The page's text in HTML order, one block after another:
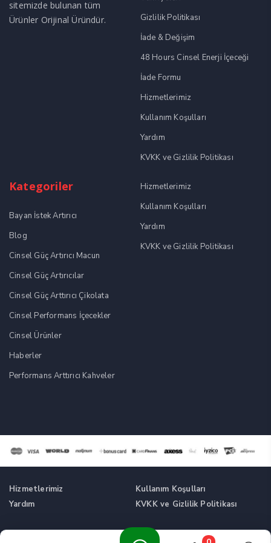
sitemizde bulunan tüm
Ürünler Orijinal Üründür.
Gizlilik Politikası
İade & Değişim
48 Hours Cinsel Enerji İçeceği
İade Formu
Hizmetlerimiz
Kullanım Koşulları
Yardım
KVKK ve Gizlilik Politikası
Kategoriler
Bayan İstek Artırıcı
Blog
Cinsel Güç Artırıcı Macun
Cinsel Güç Artırıcılar
Cinsel Güç Arttırıcı Çikolata
Cinsel Performans İçecekler
Cinsel Ürünler
Haberler
Performans Arttırıcı Kahveler
Hizmetlerimiz
Kullanım Koşulları
Yardım
KVKK ve Gizlilik Politikası
Hizmetlerimiz
Kullanım Koşulları
Yardım
KVKK ve Gizlilik Politikası
Tüm Hakları Saklıdır. © Cinsel Güç Artırıcı Takviyeler -